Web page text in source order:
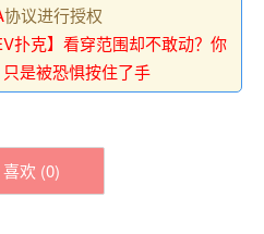
协议进行授权
扑克】看穿范围却不敢动？你
是被恐惧按住了手
喜欢 (0)